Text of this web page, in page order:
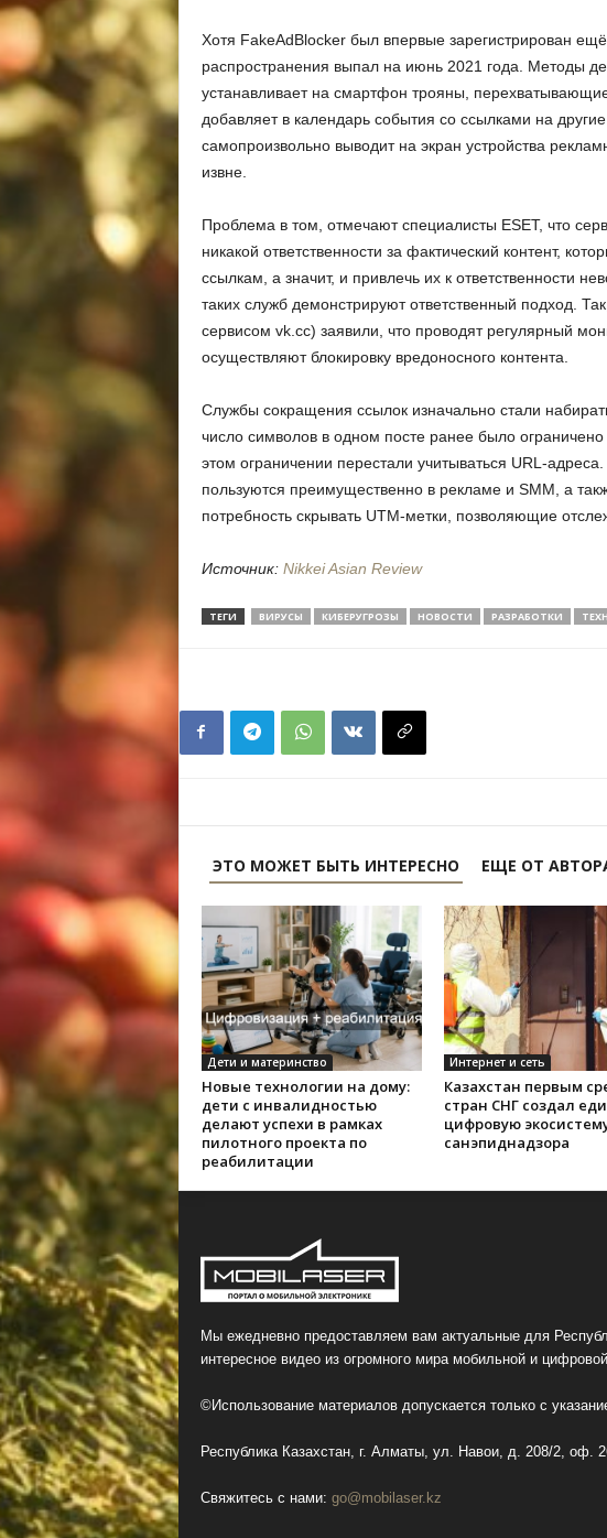
Хотя FakeAdBlocker был впервые зарегистрирован
распространения выпал на июнь 2021 года. Методы
устанавливает на смартфон трояны,
добавляет в календарь события со ссылками на
самопроизвольно выводит на экран устройства
извне.
Проблема в том, отмечают специалисты ESET, что
никакой ответственности за фактический контент,
ссылкам, а значит, и привлечь их к ответственности
таких служб демонстрируют ответственный подход.
сервисом vk.cc) заявили, что проводят регулярный
осуществляют блокировку вредоносного контента.
Службы сокращения ссылок изначально стали
число символов в одном посте ранее было
этом ограничении перестали учитываться URL-
пользуются преимущественно в рекламе и SMM, а
потребность скрывать UTM-метки, позволяющие
Источник: Nikkei Asian Review
ТЕГИ ВИРУСЫ КИБЕРУГРОЗЫ НОВОСТИ РАЗРАБОТКИ
ЭТО МОЖЕТ БЫТЬ ИНТЕРЕСНО ЕЩЕ ОТ
Дети и материнство
Новые технологии на дому:
дети с инвалидностью
делают успехи в рамках
пилотного проекта по
реабилитации
Интернет и сеть
Казахстан первым
стран СНГ создал
цифровую
санэпиднадзора
Мы ежедневно предоставляем вам актуальные для
интересное видео из огромного мира мобильной и
©Использование материалов допускается только с
Республика Казахстан, г. Алматы, ул. Навои, д. 208/2, оф.
Свяжитесь с нами: go@mobilaser.kz